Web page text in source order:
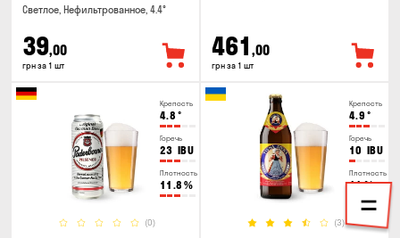
Светлое, Нефильтрованное, 4.4°
39,00
грн за 1 шт
461 ,00
грн за 1 шт
Крепость
4.8 °
Горечь
23 IBU
Плотность
11.8 %
(0)
Крепость
4.9 °
Горечь
10 IBU
Плотность
11%
(3)